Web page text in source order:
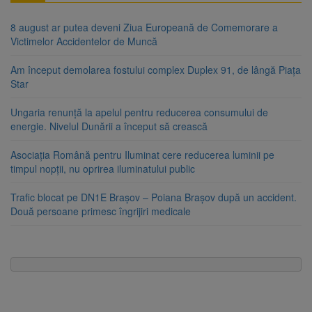
8 august ar putea deveni Ziua Europeană de Comemorare a
Victimelor Accidentelor de Muncă
Am început demolarea fostului complex Duplex 91, de lângă Piața
Star
Ungaria renunță la apelul pentru reducerea consumului de
energie. Nivelul Dunării a început să crească
Asociația Română pentru Iluminat cere reducerea luminii pe
timpul nopții, nu oprirea iluminatului public
Trafic blocat pe DN1E Brașov – Poiana Brașov după un accident.
Două persoane primesc îngrijiri medicale